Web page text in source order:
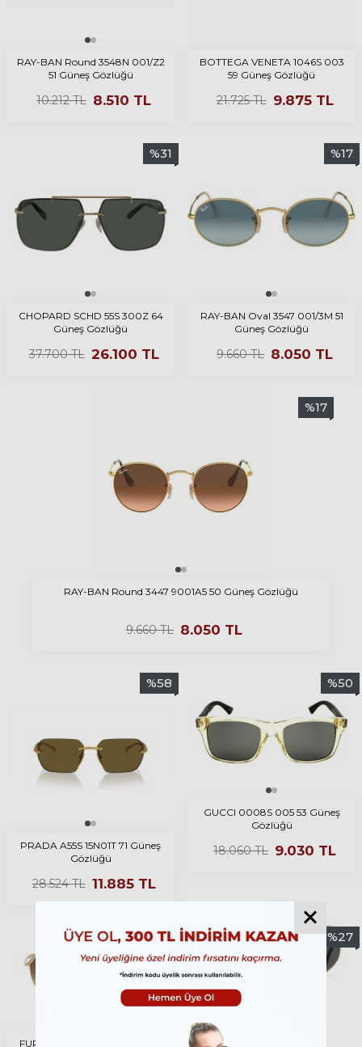
RAY-BAN Round 3548N 001/Z2
51 Güneş Gözlüğü
10.212TL 8.510 TL
BOTTEGA VENETA 1046S 003
59 Güneş Gözlüğü
21.725TL 9.875TL
%31
CHOPARD SCHD 55S 300Z 64
Güneş Gözlüğü
37.700TL 26.100 TL
%17
RAY-BAN Oval 3547 001/3M 51
Güneş Gözlüğü
9.660TL 8.050 TL
%17
RAY-BAN Round 3447 9001A5 50 Güneş Gözlüğü
9.660TL 8.050 TL
%58
PRADA A55S 15N01T 71 Güneş
Gözlüğü
28.524TL 11.885TL
%50
GUCCI 0008S 005 53 Güneş
Gözlüğü
18.060TL 9.030 TL
%31
FURLA SFU513 0A93 54 Güneş
%27